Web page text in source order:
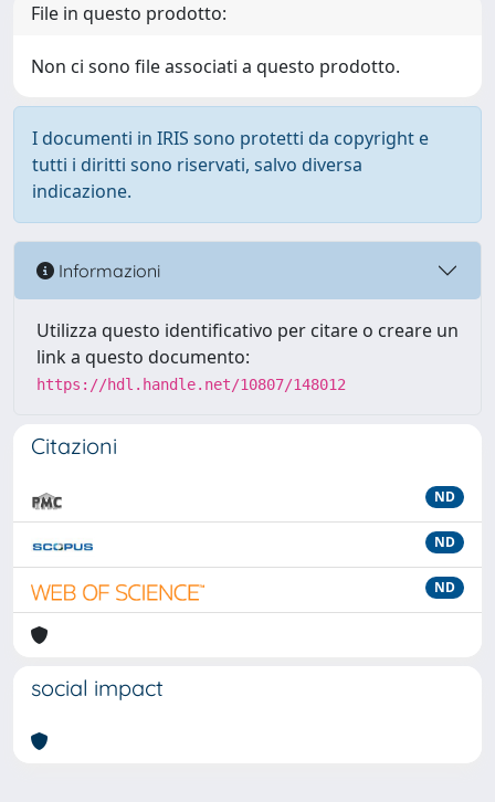
File in questo prodotto:
Non ci sono file associati a questo prodotto.
I documenti in IRIS sono protetti da copyright e
tutti i diritti sono riservati, salvo diversa
indicazione.
Informazioni
Utilizza questo identificativo per citare o creare un
link a questo documento:
https://hdl.handle.net/10807/148012
Citazioni
ND
ND
ND
social impact